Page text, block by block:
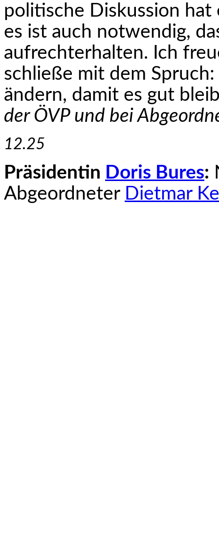
politische Diskussion hat
es ist auch notwendig,
aufrechterhalten. Ich
schließe mit dem
ändern, damit es gut
der ÖVP und bei
12.25
Präsidentin Doris Bures:
Abgeordneter Dietmar